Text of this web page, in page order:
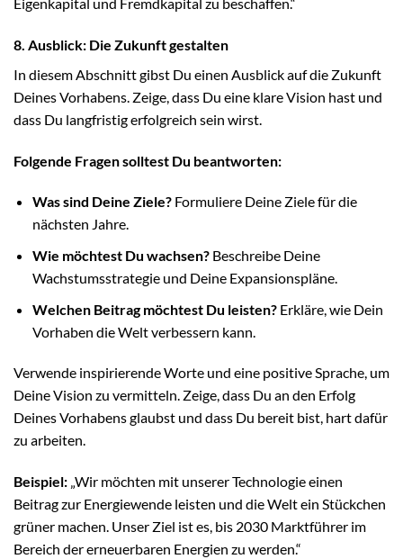
8. Ausblick: Die Zukunft gestalten
In diesem Abschnitt gibst Du einen Ausblick auf die Zukunft
Deines Vorhabens. Zeige, dass Du eine klare Vision hast und
dass Du langfristig erfolgreich sein wirst.
Folgende Fragen solltest Du beantworten:
Was sind Deine Ziele?Formuliere Deine Ziele für die
nächsten Jahre.
Wie möchtest Du wachsen?Beschreibe Deine
Wachstumsstrategie und Deine Expansionspläne.
Welchen Beitrag möchtest Du leisten?Erkläre, wie Dein
Vorhaben die Welt verbessern kann.
Verwende inspirierende Worte und eine positive Sprache, um
Deine Vision zu vermitteln. Zeige, dass Du an den Erfolg
Deines Vorhabens glaubst und dass Du bereit bist, hart dafür
zu arbeiten.
Beispiel: „Wir möchten mit unserer Technologie einen
Beitrag zur Energiewende leisten und die Welt ein Stückchen
grüner machen. Unser Ziel ist es, bis 2030 Marktführer im
Bereich der erneuerbaren Energien zu werden.“